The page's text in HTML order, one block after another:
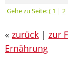
Gehe zu Seite: ( 1 | 2
« zurück | zur
Ernährung